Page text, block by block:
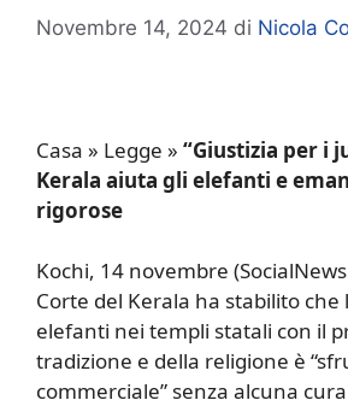
Novembre 14, 2024 di Nicola
Casa » Legge » “Giustizia per i
Kerala aiuta gli elefanti e
rigorose
Kochi, 14 novembre
Corte del Kerala ha stabilito che
elefanti nei templi statali con il
tradizione e della religione è
commerciale” senza alcuna